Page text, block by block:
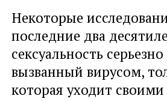
Некоторые
последние два
сексуальность
вызванный вирусом,
которая уходит